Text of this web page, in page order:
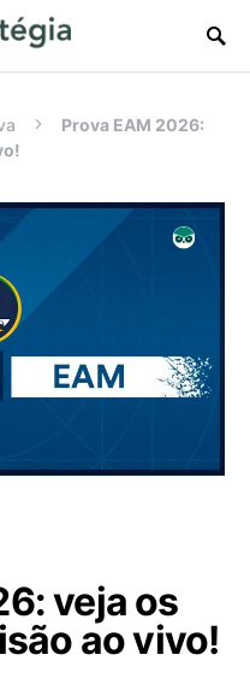
Prova EAM 2026:
veja os
ao vivo!